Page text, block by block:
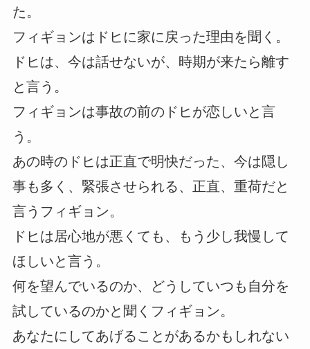
た。
フィギョンはドヒに家に戻った理由を聞く。
ドヒは、今は話せないが、時期が来たら離す
と言う。
フィギョンは事故の前のドヒが恋しいと言
う。
あの時のドヒは正直で明快だった、今は隠し
事も多く、緊張させられる、正直、重荷だと
言うフィギョン。
ドヒは居心地が悪くても、もう少し我慢して
ほしいと言う。
何を望んでいるのか、どうしていつも自分を
試しているのかと聞くフィギョン。
あなたにしてあげることがあるかもしれない